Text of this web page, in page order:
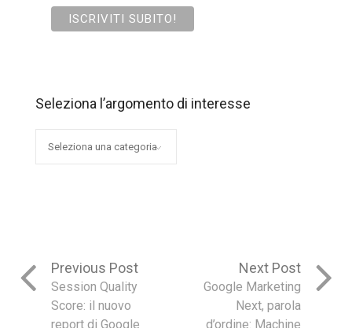
Seleziona l’argomento di interesse
Previous Post
Session Quality
Score: il nuovo
report di Google
Next Post
Google Marketing
Next, parola
d’ordine: Machine